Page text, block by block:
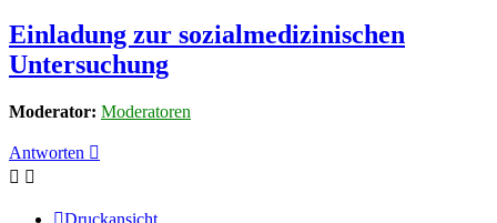
Einladung zur sozialmedizinischen
Untersuchung
Moderator: Moderatoren
Antworten